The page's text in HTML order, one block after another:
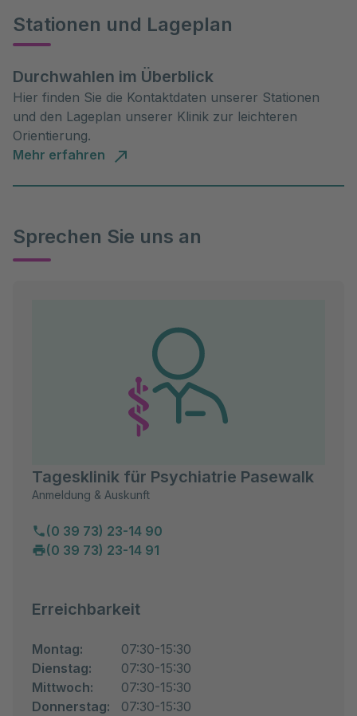
Stationen und Lageplan
Durchwahlen im Überblick
Hier finden Sie die Kontaktdaten unserer Stationen
und den Lageplan unserer Klinik zur leichteren
Orientierung.
Mehr erfahren
Sprechen Sie uns an
Tagesklinik für Psychiatrie Pasewalk
Anmeldung & Auskunft
(0 39 73) 23-14 90
(0 39 73) 23-14 91
Erreichbarkeit
Montag:
07:30-15:30
Dienstag:
07:30-15:30
Mittwoch:
07:30-15:30
Donnerstag:
07:30-15:30